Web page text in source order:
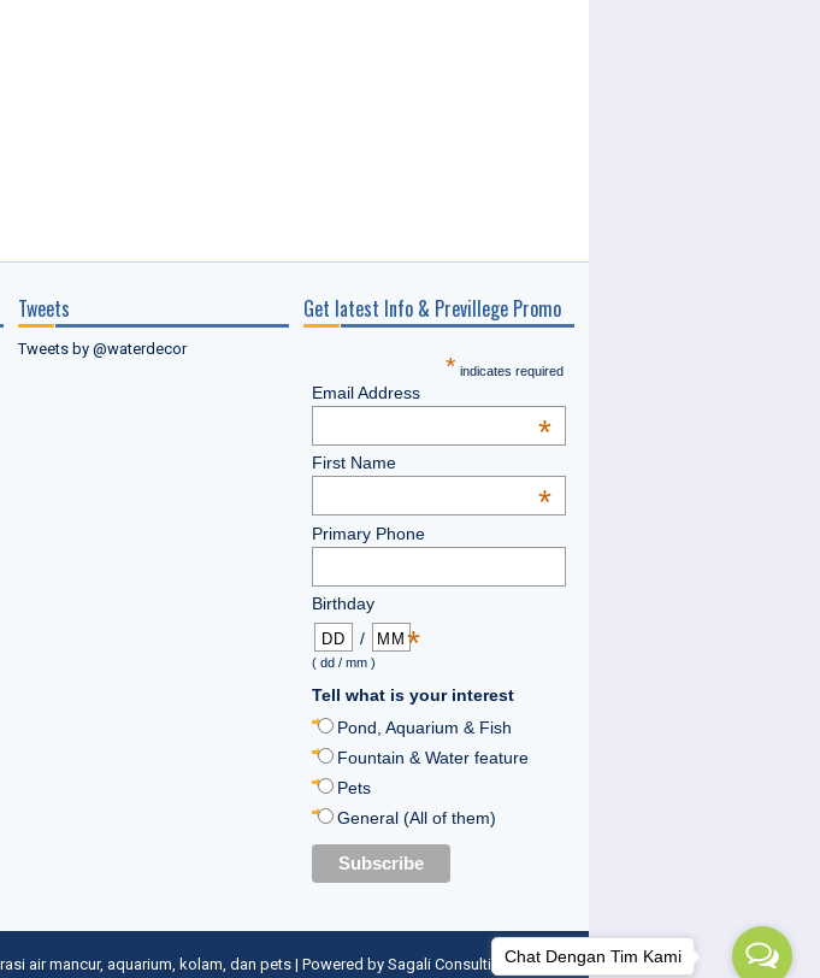
Tweets
Tweets by @waterdecor
Get latest Info & Previllege Promo
* indicates required
Email Address
*
First Name
*
Primary Phone
Birthday
*
/
( dd / mm )
Tell what is your interest
Pond, Aquarium & Fish
Fountain & Water feature
Pets
General (All of them)
air mancur, aquarium, kolam, dan pets| Powered by Sagali ConsultingChat Dengan Tim Kami